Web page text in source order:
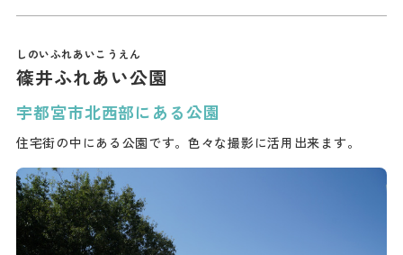
篠井ふれあい公園
宇都宮市北西部にある公園
住宅街の中にある公園です。色々な撮影に活用出来ます。